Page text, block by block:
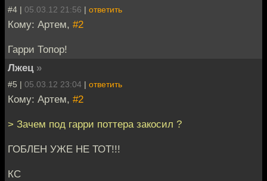
#4 | 05.03.12 21:56 | ответить
Кому: Артем, #2
Гарри Топор!
Лжец »
#5 | 05.03.12 23:04 | ответить
Кому: Артем, #2
> Зачем под гарри поттера закосил ?
ГОБЛЕН УЖЕ НЕ ТОТ!!!
КС